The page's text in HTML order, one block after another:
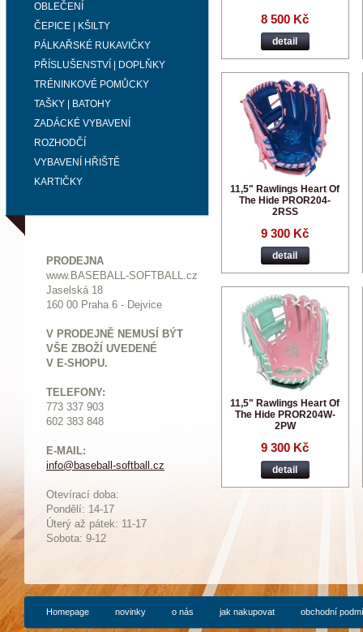
OBLEČENÍ
ČEPICE | KŠILTY
PÁLKAŘSKÉ RUKAVIČKY
PŘÍSLUŠENSTVÍ | DOPLŇKY
TRÉNINKOVÉ POMŮCKY
TAŠKY | BATOHY
ZADÁCKÉ VYBAVENÍ
ROZHODČÍ
VYBAVENÍ HŘIŠTĚ
KARTIČKY
PRODEJNA
www.BASEBALL-SOFTBALL.cz
Jaselská 18
160 00 Praha 6 - Dejvice
V PRODEJNĚ NEMUSÍ BÝT
VŠE ZBOŽÍ UVEDENÉ
V E-SHOPU.
TELEFONY:
773 337 903
602 383 848
E-MAIL:
info@baseball-softball.cz
Otevírací doba:
Pondělí: 14-17
Úterý až pátek: 11-17
Sobota: 9-12
8 500 Kč
detail
11,5" Rawlings Heart Of
The Hide PROR204-
2RSS
9 300 Kč
detail
11,5" Rawlings Heart Of
The Hide PROR204W-
2PW
9 300 Kč
detail
Homepage novinky o nás jak nakupovat obchodní